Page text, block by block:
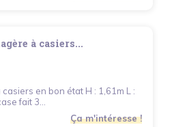
à casiers...
en bon état H : 1,61m L :
fait 3...
Ça m'intéresse !